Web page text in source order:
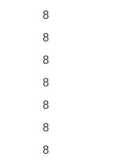
8
8
8
8
8
8
8